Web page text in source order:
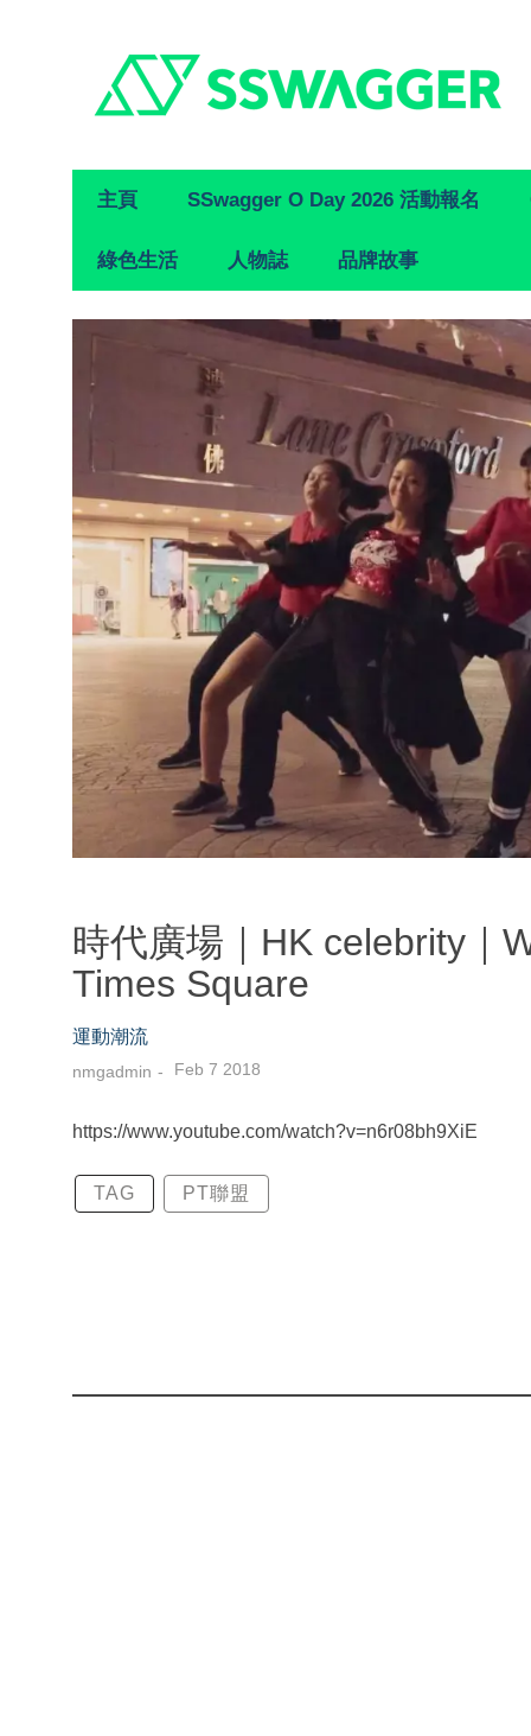
Primary
Navigation
主頁 SSwagger O Day 2026 活動報名
綠色生活 人物誌 品牌故事
時代廣場｜HK celebrity｜
Times Square
運動潮流
nmgadmin Feb 7 2018
https://www.youtube.com/watch?v=n6r08bh9XiE
TAG PT聯盟